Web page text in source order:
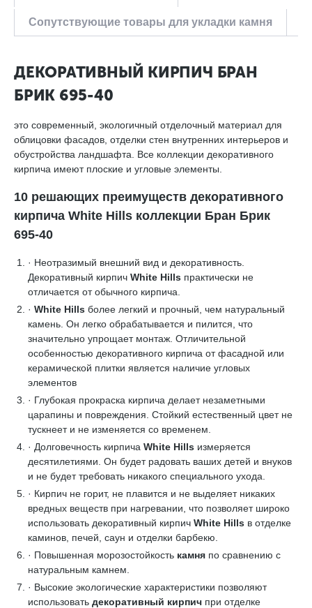
Сопутствующие товары для укладки камня
ДЕКОРАТИВНЫЙ КИРПИЧ БРАН
БРИК 695-40
это современный, экологичный отделочный материал для
облицовки фасадов, отделки стен внутренних интерьеров и
обустройства ландшафта. Все коллекции декоративного
кирпича имеют плоские и угловые элементы.
10 решающих преимуществ декоративного
кирпича White Hills коллекции Бран Брик
695-40
· Неотразимый внешний вид и декоративность.
Декоративный кирпич White Hills практически не
отличается от обычного кирпича.
· White Hills более легкий и прочный, чем натуральный
камень. Он легко обрабатывается и пилится, что
значительно упрощает монтаж. Отличительной
особенностью декоративного кирпича от фасадной или
керамической плитки является наличие угловых
элементов
· Глубокая прокраска кирпича делает незаметными
царапины и повреждения. Стойкий естественный цвет не
тускнеет и не изменяется со временем.
· Долговечность кирпича White Hills измеряется
десятилетиями. Он будет радовать ваших детей и внуков
и не будет требовать никакого специального ухода.
· Кирпич не горит, не плавится и не выделяет никаких
вредных веществ при нагревании, что позволяет широко
использовать декоративный кирпич White Hills в отделке
каминов, печей, саун и отделки барбекю.
· Повышенная морозостойкость камня по сравнению с
натуральным камнем.
· Высокие экологические характеристики позволяют
использовать декоративный кирпич при отделке